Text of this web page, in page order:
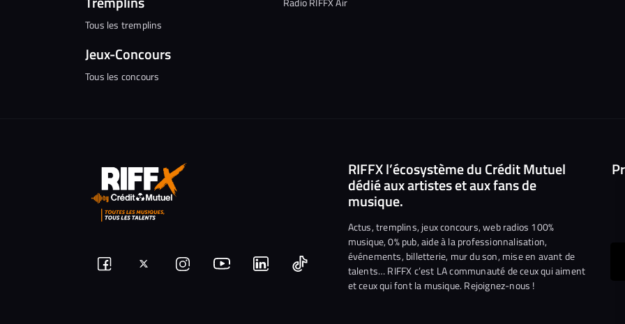
Tous les tremplins
Jeux-Concours
Tous les concours
Suivez-Suivez-Nous
NousNous Nous
RIFFX l’écosystème du Crédit Mutuel
dédié aux artistes et aux fans de
musique.
Actus, tremplins, jeux concours, web radios 100%
musique, 0% pub, aide à la professionnalisation,
événements, billetterie, mur du son, mise en avant de
talents… RIFFX c’est LA communauté de ceux qui aiment
et ceux qui font la musique. Rejoignez-nous !